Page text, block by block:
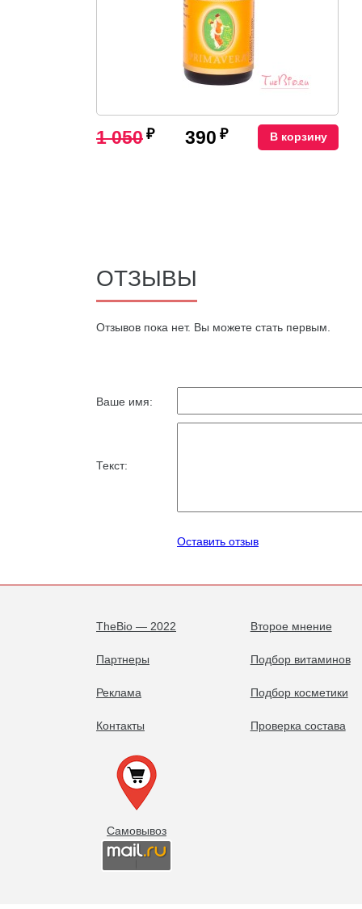
1 050 ₽ 390 ₽ В корзину
ОТЗЫВЫ
Oтзывов пока нет. Вы можете стать первым.
Ваше имя:
Текст:
Оставить отзыв
TheBio — 2022
Партнеры
Реклама
Контакты
Второе мнение
Подбор витаминов
Подбор косметики
Проверка состава
Самовывоз